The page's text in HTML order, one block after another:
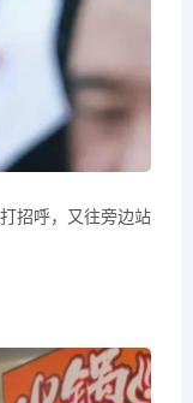
招呼，又往旁边站